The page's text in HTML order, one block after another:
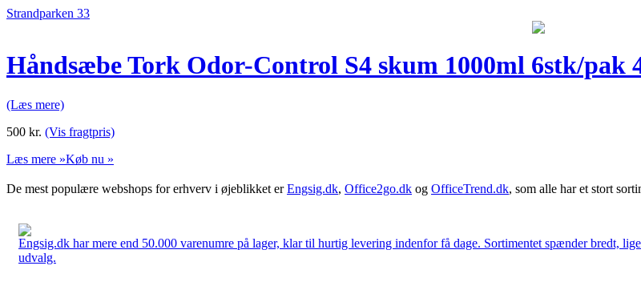
Strandparken 33
Håndsæbe Tork Odor-Control S4 skum 1000ml 6stk/pak
(Læs mere)
500 kr. (Vis fragtpris)
Læs mere »Køb nu »
De mest populære webshops for erhverv i øjeblikket erEngsig.dk, Office2go.dk og OfficeTrend.dk, som alle har et stort
Engsig.dk har mere end 50.000 varenumre på lager, klar til hurtig levering indenfor få dage. Sortimentet spænder bredt,
udvalg.